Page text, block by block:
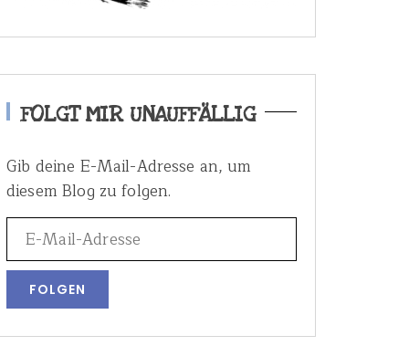
FOLGT MIR UNAUFFÄLLIG
Gib deine E-Mail-Adresse an, um
diesem Blog zu folgen.